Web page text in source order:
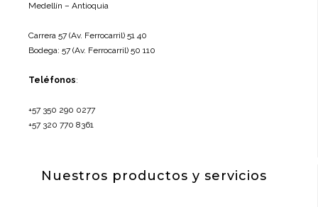
Medellín – Antioquia
Carrera 57 (Av. Ferrocarril) 51 40
Bodega: 57 (Av. Ferrocarril) 50 110
Teléfonos:
+57 350 290 0277
+57 320 770 8361
Nuestros productos y servicios